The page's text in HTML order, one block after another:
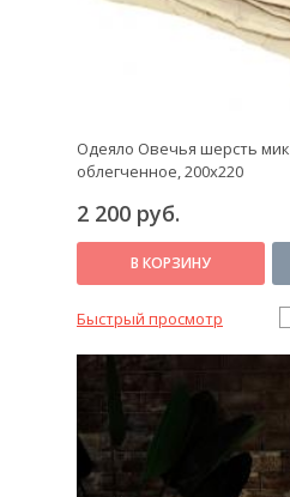
Одеяло Овечья шерсть
облегченное, 200x220
2 200 руб.
В КОРЗИНУ
Быстрый просмотр